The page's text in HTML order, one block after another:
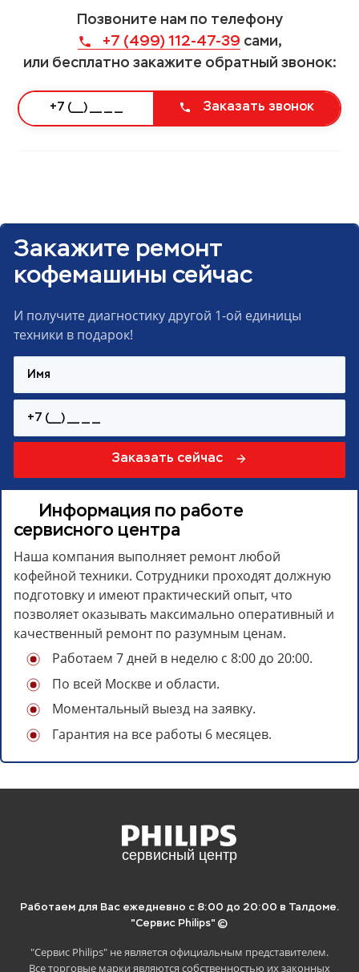
Позвоните нам по телефону
+7 (499) 112-47-39 сами,
или бесплатно закажите обратный звонок:
Заказать звонок
Закажите ремонт
кофемашины сейчас
И получите диагностику другой 1-ой единицы
техники в подарок!
Заказать сейчас
Информация по работе
сервисного центра
Наша компания выполняет ремонт любой
кофейной техники. Сотрудники проходят должную
подготовку и имеют практический опыт, что
позволяет оказывать максимально оперативный и
качественный ремонт по разумным ценам.
Работаем 7 дней в неделю с 8:00 до 20:00.
По всей Москве и области.
Моментальный выезд на заявку.
Гарантия на все работы 6 месяцев.
Отложите статью на потом, если
нет времени читать.
Работаем для Вас ежедневно с 8:00 до 20:00 в Талдоме.
"Сервис Philips" ©
"Сервис Philips" не является официальным представителем.
Все торговые марки являются собственностью их законных